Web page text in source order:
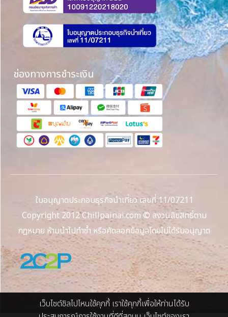
ช่องทางการชำระเงิน
ใบอนุญาตประกอบธุรกิจนำเที่ยว เลขที่ 11/07211
Copyright 2012 Chillpainai.com © สงวนลิขสิทธิ์ตาม
กฎหมาย ห้ามนำไปทำซ้ำ หรือคัดลอกข้อมูลโดยไม่ได้รับอนุญาต
เว็บไซต์ชิลไปไหนใช้คุกกี้ เราใช้คุกกี้เพื่อให้ท่านได้รับ